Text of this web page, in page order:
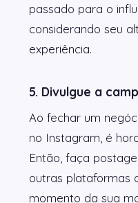
passado para o
considerando seu
experiência.
5. Divulgue a
Ao fechar um
no Instagram, é
Então, faça
outras plataformas
momento da sua